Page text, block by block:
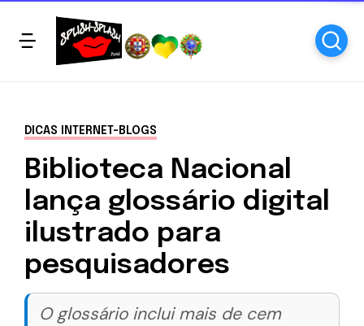
DICAS INTERNET-BLOGS
Biblioteca Nacional
lança glossário digital
ilustrado para
pesquisadores
O glossário inclui mais de cem